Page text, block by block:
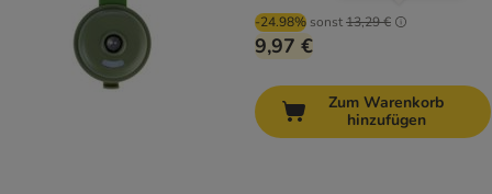
-24.98% sonst13,29 €
9,97 €
Zum Warenkorb
hinzufügen